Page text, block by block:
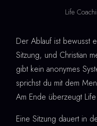
Life
Der Ablauf ist bewusst
Sitzung, und Christian
gibt kein anonymes
sprichst du mit dem
Am Ende überzeugt
Eine Sitzung dauert in